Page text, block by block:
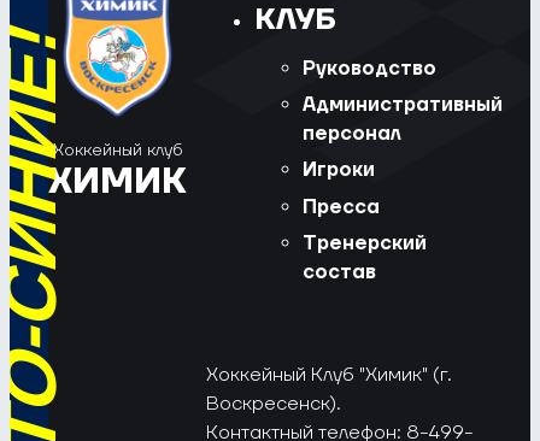
Хоккейный клуб
ХИМИК
КЛУБ
Руководство
Административный
персонал
Игроки
Пресса
Тренерский
состав
Хоккейный Клуб "Химик" (г.
Воскресенск).
Контактный телефон: 8-499-